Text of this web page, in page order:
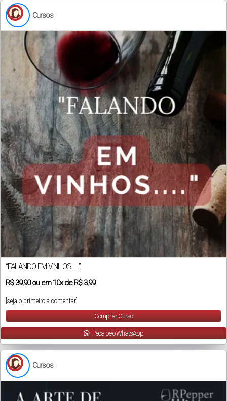
Cursos
“FALANDO EM VINHOS…..”
R$39,90ou em10xdeR$ 3,99
[seja o primeiro a comentar]
Comprar Curso
Peça pelo WhatsApp
Cursos